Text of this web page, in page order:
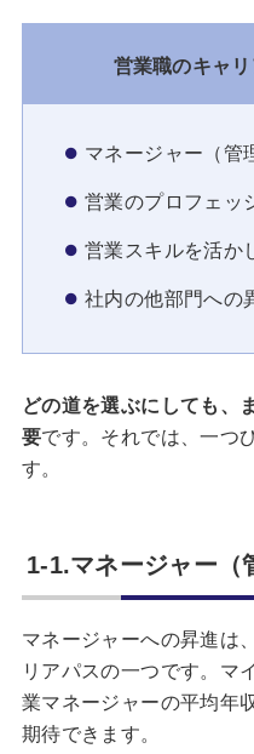
営業職のキャ
マネージャー（管
営業のプロフェッ
営業スキルを活か
社内の他部門への
どの道を選ぶにしても、
要です。それでは、一つ
す。
1-1.マネージャー（
マネージャーへの昇進は
リアパスの一つです。マ
業マネージャーの平均年
期待できます。